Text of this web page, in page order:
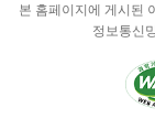
본 홈페이지에 게시된
정보통신